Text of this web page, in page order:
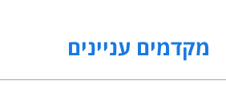
מקדמים עניינים